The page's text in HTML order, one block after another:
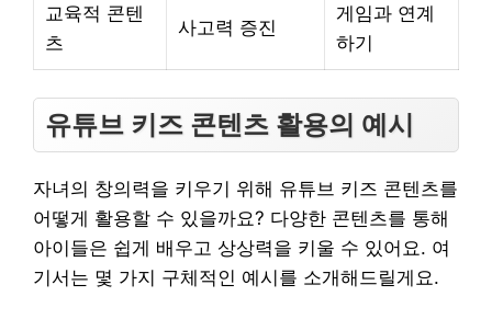
교육적 콘텐
츠
사고력 증진
게임과 연계
하기
유튜브 키즈 콘텐츠 활용의 예시
자녀의 창의력을 키우기 위해 유튜브 키즈 콘텐츠를
어떻게 활용할 수 있을까요? 다양한 콘텐츠를 통해
아이들은 쉽게 배우고 상상력을 키울 수 있어요. 여
기서는 몇 가지 구체적인 예시를 소개해드릴게요.